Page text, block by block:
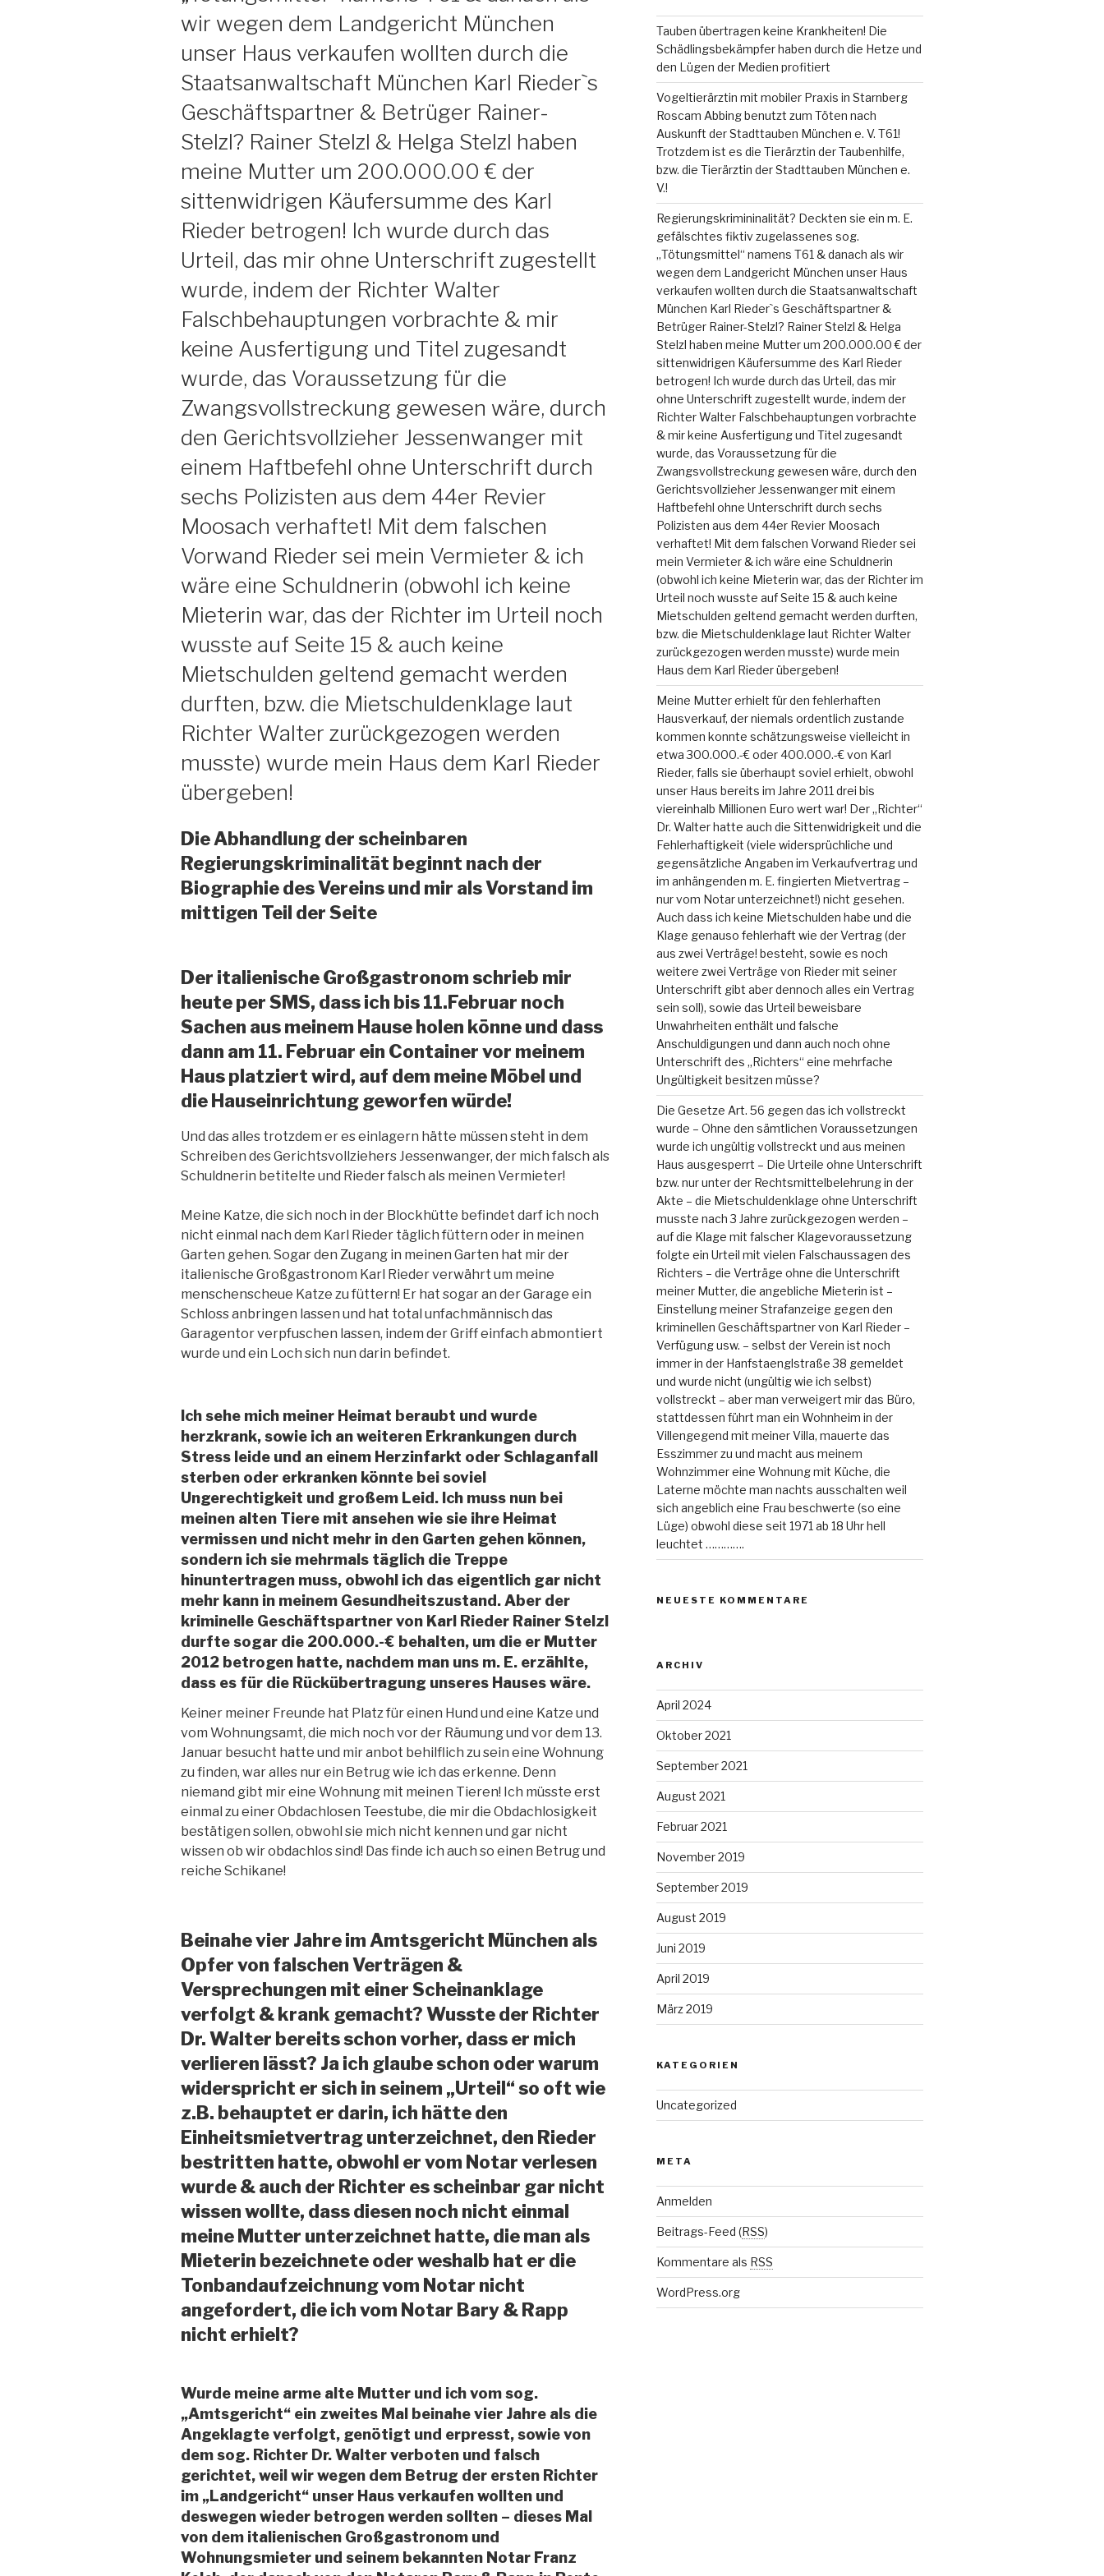
wir wegen dem Landgericht München
unser Haus verkaufen wollten durch die
Staatsanwaltschaft München Karl Rieder`s
Geschäftspartner & Betrüger Rainer-
Stelzl? Rainer Stelzl & Helga Stelzl haben
meine Mutter um 200.000.00 € der
sittenwidrigen Käufersumme des Karl
Rieder betrogen! Ich wurde durch das
Urteil, das mir ohne Unterschrift zugestellt
wurde, indem der Richter Walter
Falschbehauptungen vorbrachte & mir
keine Ausfertigung und Titel zugesandt
wurde, das Voraussetzung für die
Zwangsvollstreckung gewesen wäre, durch
den Gerichtsvollzieher Jessenwanger mit
einem Haftbefehl ohne Unterschrift durch
sechs Polizisten aus dem 44er Revier
Moosach verhaftet! Mit dem falschen
Vorwand Rieder sei mein Vermieter & ich
wäre eine Schuldnerin (obwohl ich keine
Mieterin war, das der Richter im Urteil noch
wusste auf Seite 15 & auch keine
Mietschulden geltend gemacht werden
durften, bzw. die Mietschuldenklage laut
Richter Walter zurückgezogen werden
musste) wurde mein Haus dem Karl Rieder
übergeben!
Die Abhandlung der scheinbaren
Regierungskriminalität beginnt nach der
Biographie des Vereins und mir als Vorstand im
mittigen Teil der Seite
Der italienische Großgastronom schrieb mir
heute per SMS, dass ich bis 11.Februar noch
Sachen aus meinem Hause holen könne und dass
dann am 11. Februar ein Container vor meinem
Haus platziert wird, auf dem meine Möbel und
die Hauseinrichtung geworfen würde!
Und das alles trotzdem er es einlagern hätte müssen steht in dem
Schreiben des Gerichtsvollziehers Jessenwanger, der mich falsch als
Schuldnerin betitelte und Rieder falsch als meinen Vermieter!
Meine Katze, die sich noch in der Blockhütte befindet darf ich noch
nicht einmal nach dem Karl Rieder täglich füttern oder in meinen
Garten gehen. Sogar den Zugang in meinen Garten hat mir der
italienische Großgastronom Karl Rieder verwährt um meine
menschenscheue Katze zu füttern! Er hat sogar an der Garage ein
Schloss anbringen lassen und hat total unfachmännisch das
Garagentor verpfuschen lassen, indem der Griff einfach abmontiert
wurde und ein Loch sich nun darin befindet.
Ich sehe mich meiner Heimat beraubt und wurde
herzkrank, sowie ich an weiteren Erkrankungen durch
Stress leide und an einem Herzinfarkt oder Schlaganfall
sterben oder erkranken könnte bei soviel
Ungerechtigkeit und großem Leid. Ich muss nun bei
meinen alten Tiere mit ansehen wie sie ihre Heimat
vermissen und nicht mehr in den Garten gehen können,
sondern ich sie mehrmals täglich die Treppe
hinuntertragen muss, obwohl ich das eigentlich gar nicht
mehr kann in meinem Gesundheitszustand. Aber der
kriminelle Geschäftspartner von Karl Rieder Rainer Stelzl
durfte sogar die 200.000.-€ behalten, um die er Mutter
2012 betrogen hatte, nachdem man uns m. E. erzählte,
dass es für die Rückübertragung unseres Hauses wäre.
Keiner meiner Freunde hat Platz für einen Hund und eine Katze und
vom Wohnungsamt, die mich noch vor der Räumung und vor dem 13.
Januar besucht hatte und mir anbot behilflich zu sein eine Wohnung
zu finden, war alles nur ein Betrug wie ich das erkenne. Denn
niemand gibt mir eine Wohnung mit meinen Tieren! Ich müsste erst
einmal zu einer Obdachlosen Teestube, die mir die Obdachlosigkeit
bestätigen sollen, obwohl sie mich nicht kennen und gar nicht
wissen ob wir obdachlos sind! Das finde ich auch so einen Betrug und
reiche Schikane!
Beinahe vier Jahre im Amtsgericht München als
Opfer von falschen Verträgen &
Versprechungen mit einer Scheinanklage
verfolgt & krank gemacht? Wusste der Richter
Dr. Walter bereits schon vorher, dass er mich
verlieren lässt? Ja ich glaube schon oder warum
widerspricht er sich in seinem „Urteil“ so oft wie
z.B. behauptet er darin, ich hätte den
Einheitsmietvertrag unterzeichnet, den Rieder
bestritten hatte, obwohl er vom Notar verlesen
wurde & auch der Richter es scheinbar gar nicht
wissen wollte, dass diesen noch nicht einmal
meine Mutter unterzeichnet hatte, die man als
Mieterin bezeichnete oder weshalb hat er die
Tonbandaufzeichnung vom Notar nicht
angefordert, die ich vom Notar Bary & Rapp
nicht erhielt?
Wurde meine arme alte Mutter und ich vom sog.
„Amtsgericht“ ein zweites Mal beinahe vier Jahre als die
Angeklagte verfolgt, genötigt und erpresst, sowie von
dem sog. Richter Dr. Walter verboten und falsch
gerichtet, weil wir wegen dem Betrug der ersten Richter
im „Landgericht“ unser Haus verkaufen wollten und
deswegen wieder betrogen werden sollten – dieses Mal
von dem italienischen Großgastronom und
Wohnungsmieter und seinem bekannten Notar Franz
Tauben übertragen keine Krankheiten! Die
Schädlingsbekämpfer haben durch die Hetze und
den Lügen der Medien profitiert
Vogeltierärztin mit mobiler Praxis in Starnberg
Roscam Abbing benutzt zum Töten nach
Auskunft der Stadttauben München e. V. T61!
Trotzdem ist es die Tierärztin der Taubenhilfe,
bzw. die Tierärztin der Stadttauben München e.
V.!
Regierungskrimininalität? Deckten sie ein m. E.
gefälschtes fiktiv zugelassenes sog.
„Tötungsmittel“ namens T61 & danach als wir
wegen dem Landgericht München unser Haus
verkaufen wollten durch die Staatsanwaltschaft
München Karl Rieder`s Geschäftspartner &
Betrüger Rainer-Stelzl? Rainer Stelzl & Helga
Stelzl haben meine Mutter um 200.000.00 € der
sittenwidrigen Käufersumme des Karl Rieder
betrogen! Ich wurde durch das Urteil, das mir
ohne Unterschrift zugestellt wurde, indem der
Richter Walter Falschbehauptungen vorbrachte
& mir keine Ausfertigung und Titel zugesandt
wurde, das Voraussetzung für die
Zwangsvollstreckung gewesen wäre, durch den
Gerichtsvollzieher Jessenwanger mit einem
Haftbefehl ohne Unterschrift durch sechs
Polizisten aus dem 44er Revier Moosach
verhaftet! Mit dem falschen Vorwand Rieder sei
mein Vermieter & ich wäre eine Schuldnerin
(obwohl ich keine Mieterin war, das der Richter im
Urteil noch wusste auf Seite 15 & auch keine
Mietschulden geltend gemacht werden durften,
bzw. die Mietschuldenklage laut Richter Walter
zurückgezogen werden musste) wurde mein
Haus dem Karl Rieder übergeben!
Meine Mutter erhielt für den fehlerhaften
Hausverkauf, der niemals ordentlich zustande
kommen konnte schätzungsweise vielleicht in
etwa 300.000.-€ oder 400.000.-€ von Karl
Rieder, falls sie überhaupt soviel erhielt, obwohl
unser Haus bereits im Jahre 2011 drei bis
viereinhalb Millionen Euro wert war! Der „Richter“
Dr. Walter hatte auch die Sittenwidrigkeit und die
Fehlerhaftigkeit (viele widersprüchliche und
gegensätzliche Angaben im Verkaufvertrag und
im anhängenden m. E. fingierten Mietvertrag –
nur vom Notar unterzeichnet!) nicht gesehen.
Auch dass ich keine Mietschulden habe und die
Klage genauso fehlerhaft wie der Vertrag (der
aus zwei Verträge! besteht, sowie es noch
weitere zwei Verträge von Rieder mit seiner
Unterschrift gibt aber dennoch alles ein Vertrag
sein soll), sowie das Urteil beweisbare
Unwahrheiten enthält und falsche
Anschuldigungen und dann auch noch ohne
Unterschrift des „Richters“ eine mehrfache
Ungültigkeit besitzen müsse?
Die Gesetze Art. 56 gegen das ich vollstreckt
wurde – Ohne den sämtlichen Voraussetzungen
wurde ich ungültig vollstreckt und aus meinen
Haus ausgesperrt – Die Urteile ohne Unterschrift
bzw. nur unter der Rechtsmittelbelehrung in der
Akte – die Mietschuldenklage ohne Unterschrift
musste nach 3 Jahre zurückgezogen werden –
auf die Klage mit falscher Klagevoraussetzung
folgte ein Urteil mit vielen Falschaussagen des
Richters – die Verträge ohne die Unterschrift
meiner Mutter, die angebliche Mieterin ist –
Einstellung meiner Strafanzeige gegen den
kriminellen Geschäftspartner von Karl Rieder –
Verfügung usw. – selbst der Verein ist noch
immer in der Hanfstaenglstraße 38 gemeldet
und wurde nicht (ungültig wie ich selbst)
vollstreckt – aber man verweigert mir das Büro,
stattdessen führt man ein Wohnheim in der
Villengegend mit meiner Villa, mauerte das
Esszimmer zu und macht aus meinem
Wohnzimmer eine Wohnung mit Küche, die
Laterne möchte man nachts ausschalten weil
sich angeblich eine Frau beschwerte (so eine
Lüge) obwohl diese seit 1971 ab 18 Uhr hell
leuchtet ………….
NEUESTE KOMMENTARE
ARCHIV
April 2024
Oktober 2021
September 2021
August 2021
Februar 2021
November 2019
September 2019
August 2019
Juni 2019
April 2019
März 2019
KATEGORIEN
Uncategorized
META
Anmelden
Beitrags-Feed (RSS)
Kommentare als RSS
WordPress.org